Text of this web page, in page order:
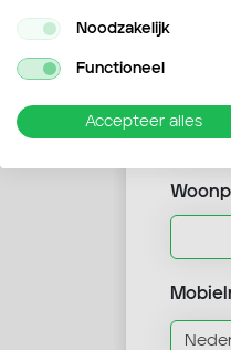
Noodzakelijk
Functioneel
Accepteer alles